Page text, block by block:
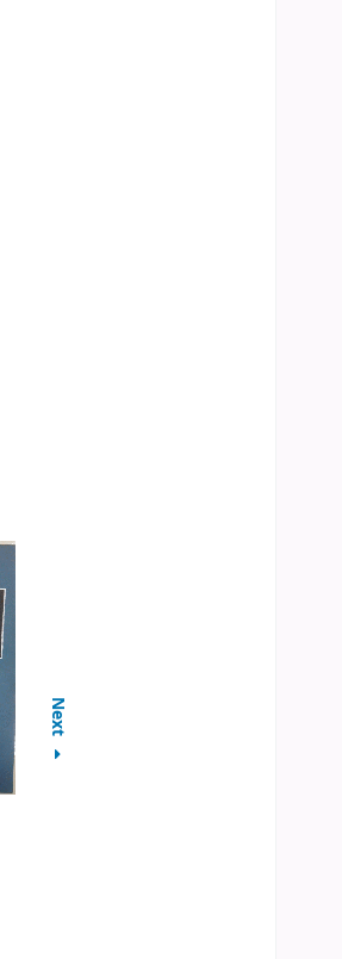
Next